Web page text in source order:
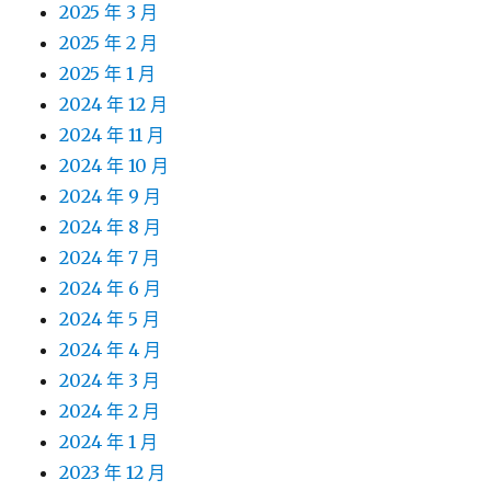
2025 年 3 月
2025 年 2 月
2025 年 1 月
2024 年 12 月
2024 年 11 月
2024 年 10 月
2024 年 9 月
2024 年 8 月
2024 年 7 月
2024 年 6 月
2024 年 5 月
2024 年 4 月
2024 年 3 月
2024 年 2 月
2024 年 1 月
2023 年 12 月